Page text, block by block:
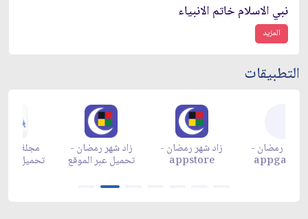
نبي الاسلام خاتم الانبياء
المزيد
التطبيقات
زاد شهر رمضان -
تحميل عبر الموقع
زاد شهر رمضان -
appstore
زاد شهر رمضان -
appgallery